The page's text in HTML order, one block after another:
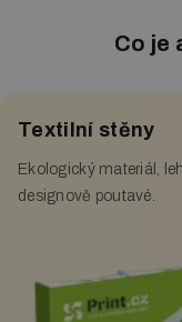
Co je
Textilní stěny
Ekologický materiál,
designově poutavé.